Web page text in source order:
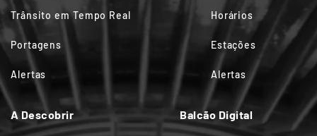
Trânsito em Tempo Real
Portagens
Alertas
Horários
Estações
Alertas
A Descobrir Balcão Digital